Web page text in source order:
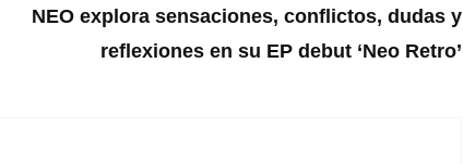
NEO explora sensaciones, conflictos, dudas y
reflexiones en su EP debut ‘Neo Retro’